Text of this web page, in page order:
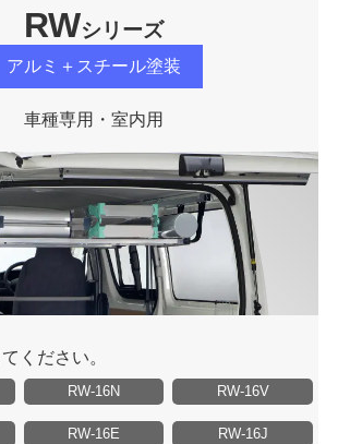
RWシリーズ
アルミ＋スチール塗装
車種専用・室内用
ください。
RW-16N RW-16V
RW-16E RW-16J